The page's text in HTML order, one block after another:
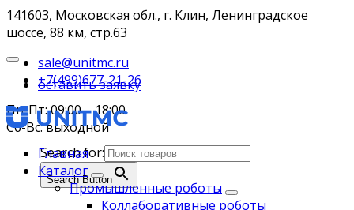
141603, Московская обл., г. Клин, Ленинградское
шоссе, 88 км, стр.63
sale@unitmc.ru
+7(499)677-21-26
Пн-Пт: 09:00 – 18:00
Сб-Вс: выходной
Search for:
Search Button
оставить заявку
Главная
Каталог
Промышленные роботы
Коллаборативные роботы